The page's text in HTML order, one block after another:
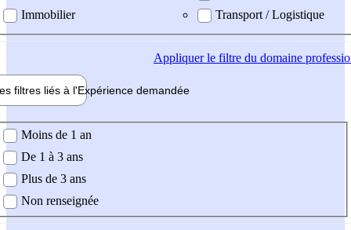
Immobilier
Transport / Logistique
Appliquerle filtre du domaine
filtres liés à l'Expérience demandée
demandée
Moins de 1 an
De 1 à 3 ans
Plus de 3 ans
Non renseignée